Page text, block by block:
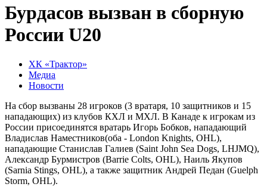
Бурдасов вызван в сборную
России U20
ХК «Трактор»
Медиа
Новости
На сбор вызваны 28 игроков (3 вратаря, 10 защитников и 15
нападающих) из клубов КХЛ и МХЛ. В Канаде к игрокам из
России присоединятся вратарь Игорь Бобков, нападающий
Владислав Наместников(оба - London Knights, OHL),
нападающие Станислав Галиев (Saint John Sea Dogs, LHJMQ),
Александр Бурмистров (Barrie Colts, OHL), Наиль Якупов
(Sarnia Stings, OHL), а также защитник Андрей Педан (Guelph
Storm, OHL).